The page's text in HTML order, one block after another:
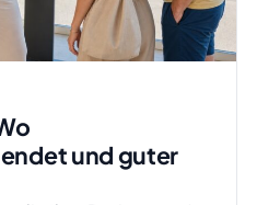
und guter